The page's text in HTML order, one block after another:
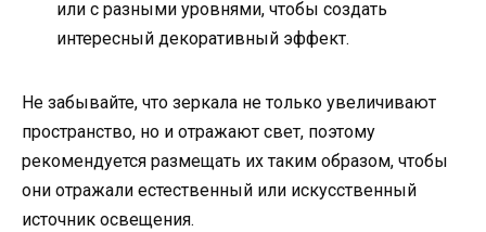
или с разными уровнями, чтобы создать
интересный декоративный эффект.
Не забывайте, что зеркала не только увеличивают
пространство, но и отражают свет, поэтому
рекомендуется размещать их таким образом, чтобы
они отражали естественный или искусственный
источник освещения.